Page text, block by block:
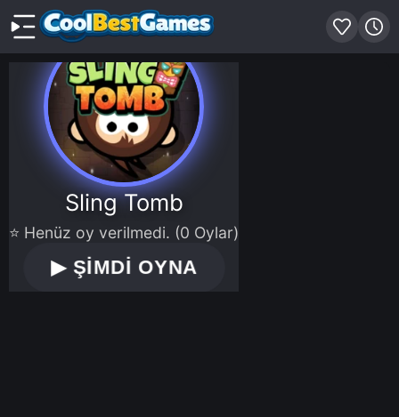
Sling Tomb
⭐ Henüz oy verilmedi. (0 Oylar)
▶ŞİMDİ OYNA